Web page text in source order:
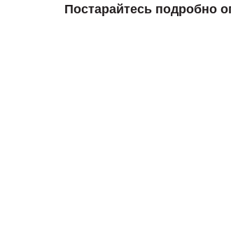
Постарайтесь подробно